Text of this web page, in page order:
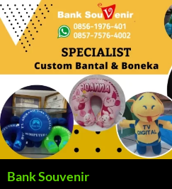
Langsung
ke
Bank Souvenir